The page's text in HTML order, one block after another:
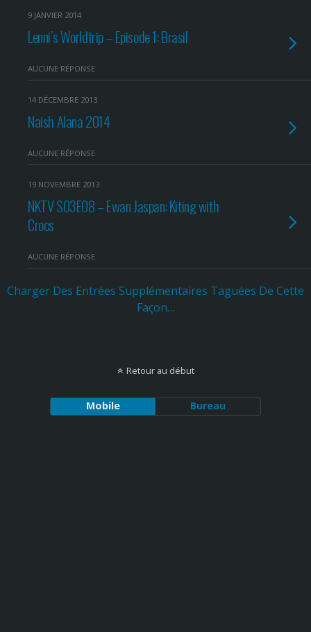
9 JANVIER 2014
Lenni’s Worldtrip – Episode 1: Brasil
AUCUNE RÉPONSE
14 DÉCEMBRE 2013
Naish Alana 2014
AUCUNE RÉPONSE
19 NOVEMBRE 2013
NKTV S03E08 – Ewan Jaspan: Kiting with
Crocs
AUCUNE RÉPONSE
Charger Des Entrées Supplémentaires Taguées De Cette
Façon…
Retour au début
Mobile Bureau